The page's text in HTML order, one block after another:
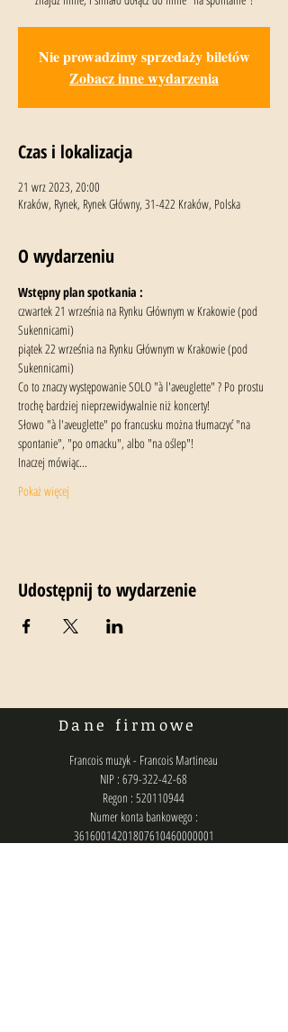
Nie prowadzimy sprzedaży biletów
Zobacz inne wydarzenia
Czas i lokalizacja
21 wrz 2023, 20:00
Kraków, Rynek, Rynek Główny, 31-422 Kraków, Polska
O wydarzeniu
Wstępny plan spotkania :
czwartek 21 września na Rynku Głównym w Krakowie (pod
Sukennicami)
piątek 22 września na Rynku Głównym w Krakowie (pod
Sukennicami)
Co to znaczy występowanie SOLO "à l'aveuglette" ? Po prostu
trochę bardziej nieprzewidywalnie niż koncerty!
Słowo "à l'aveuglette" po francusku można tłumaczyć "na
spontanie", "po omacku", albo "na oślep"!
Inaczej mówiąc...
Pokaż więcej
Udostępnij to wydarzenie
Dane firmowe
Francois muzyk - Francois Martineau
NIP : 679-322-42-68
Regon : 520110944
Numer konta bankowego :
36160014201807610460000001